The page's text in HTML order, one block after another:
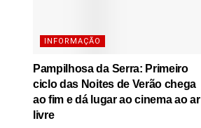
INFORMAÇÃO
Pampilhosa da Serra: Primeiro
ciclo das Noites de Verão chega
ao fim e dá lugar ao cinema ao ar
livre